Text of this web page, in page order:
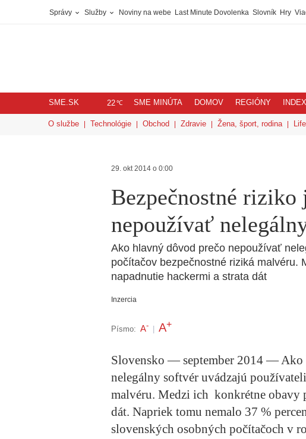
Správy Služby Noviny na webe Last Minute Dovolenka Slovník Hry
SME.SK 22℃ SME MINÚTA DOMOV REGIÓNY INDEX
O službe Technológie Obchod Zdravie Žena, šport, rodina
29. okt 2014 o 0:00
Bezpečnostné riziko
nepoužívať
Ako hlavný dôvod prečo nepoužívať
počítačov bezpečnostné riziká malvéru.
napadnutie hackermi a strata dát
Inzercia
Písmo: A- A+
Slovensko — september 2014 —
nelegálny softvér uvádzajú p
malvéru. Medzi ich konkrétne obavy
dát. Napriek tomu nemalo 37 %
slovenských osobných počítačoch v